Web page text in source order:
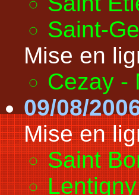
Saint-
Mise en
Cezay -
09/08/
Mise en
Saint